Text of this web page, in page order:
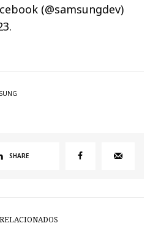
(@samsungdev)
SHARE